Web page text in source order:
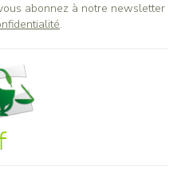
abonnez à notre newsletter
.